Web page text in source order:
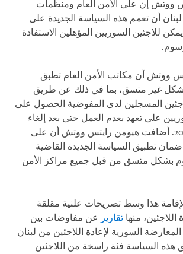
ووتش إن على الأمن العام ومنظمات
لبنان أن تعمم هذه السياسة الجديدة على
للاجئين السوريين المؤهلين الاستفادة
ووتش أن مكاتب الأمن العام تطبق
غير متسق، بما في ذلك عن طريق
المسجلين لدى المفوضية الحصول على
على تعهد بعدم العمل حتى بعد إلغاء
هذا الشرط في 2016. أضافت هيومن رايتس ووتش أن على
ضمان تطبيق السياسة الجديدة القاضية
بشكل متسق من قبل جميع مراكز الأمن
هذا وسط تصريحات علنية مقلقة
منها تقارير عن مفاوضات بين
السورية لإعادة اللاجئين من لبنان
هذه السياسة فئة راسخة من اللاجئين